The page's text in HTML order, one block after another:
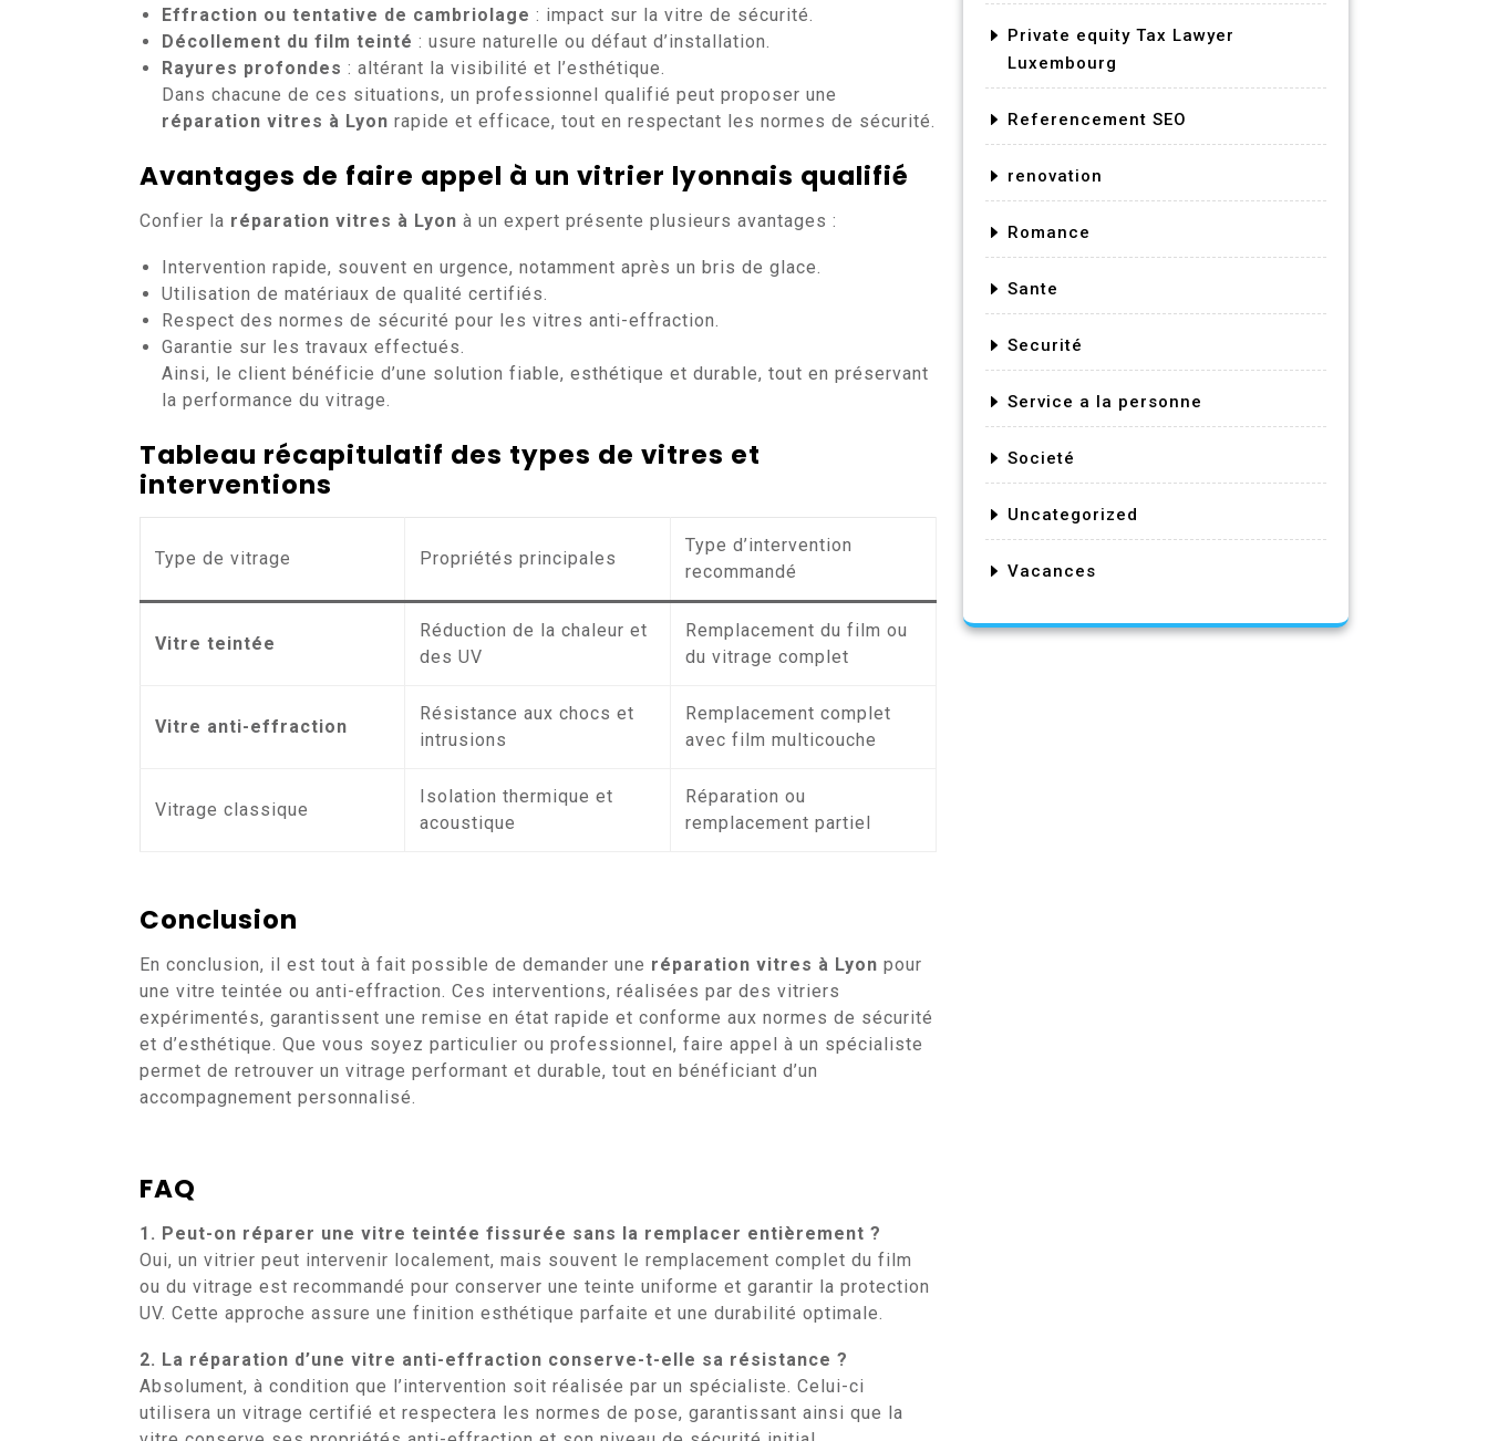
Effraction ou tentative de cambriolage : impact sur la vitre de sécurité.
Décollement du film teinté : usure naturelle ou défaut d’installation.
Rayures profondes : altérant la visibilité et l’esthétique.
Dans chacune de ces situations, un professionnel qualifié peut proposer une
réparation vitres à Lyon rapide et efficace, tout en respectant les normes de sécurité.
Avantages de faire appel à un vitrier lyonnais qualifié
Confier la réparation vitres à Lyon à un expert présente plusieurs avantages :
Intervention rapide, souvent en urgence, notamment après un bris de glace.
Utilisation de matériaux de qualité certifiés.
Respect des normes de sécurité pour les vitres anti-effraction.
Garantie sur les travaux effectués.
Ainsi, le client bénéficie d’une solution fiable, esthétique et durable, tout en préservant
la performance du vitrage.
Tableau récapitulatif des types de vitres et
interventions
Type de vitrage Propriétés principales
Type d’intervention
recommandé
Vitre teintée
Réduction de la chaleur et
des UV
Remplacement du film ou
du vitrage complet
Vitre anti-effraction
Résistance aux chocs et
intrusions
Remplacement complet
avec film multicouche
Vitrage classique
Isolation thermique et
acoustique
Réparation ou
remplacement partiel
Conclusion
En conclusion, il est tout à fait possible de demander une réparation vitres à Lyon pour
une vitre teintée ou anti-effraction. Ces interventions, réalisées par des vitriers
expérimentés, garantissent une remise en état rapide et conforme aux normes de sécurité
et d’esthétique. Que vous soyez particulier ou professionnel, faire appel à un spécialiste
permet de retrouver un vitrage performant et durable, tout en bénéficiant d’un
accompagnement personnalisé.
FAQ
1. Peut-on réparer une vitre teintée fissurée sans la remplacer entièrement ?
Oui, un vitrier peut intervenir localement, mais souvent le remplacement complet du film
ou du vitrage est recommandé pour conserver une teinte uniforme et garantir la protection
UV. Cette approche assure une finition esthétique parfaite et une durabilité optimale.
2. La réparation d’une vitre anti-effraction conserve-t-elle sa résistance ?
Absolument, à condition que l’intervention soit réalisée par un spécialiste. Celui-ci
utilisera un vitrage certifié et respectera les normes de pose, garantissant ainsi que la
Private equity Tax Lawyer
Luxembourg
Referencement SEO
renovation
Romance
Sante
Securité
Service a la personne
Societé
Uncategorized
Vacances